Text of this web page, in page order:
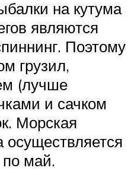
на кутума
являются
Поэтому
грузил,
(лучше
и сачком
Морская
осуществляется
май.